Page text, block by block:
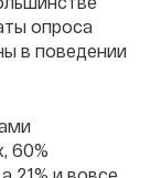
опроса
в поведении
60%
21% и вовсе